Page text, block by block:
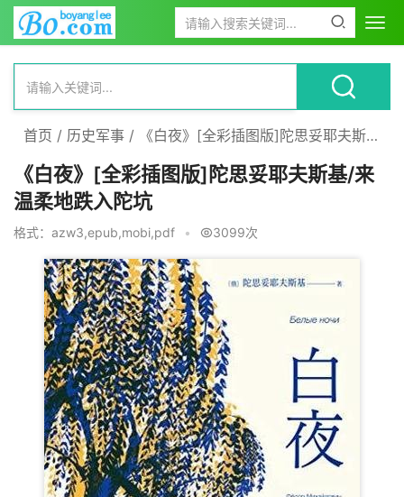
首页 / 历史军事 / 《白夜》[全彩插图版]陀思妥耶夫斯基/来温柔地跌入陀坑
《白夜》[全彩插图版]陀思妥耶夫斯基/来
温柔地跌入陀坑
格式：azw3,epub,mobi,pdf • 3099次